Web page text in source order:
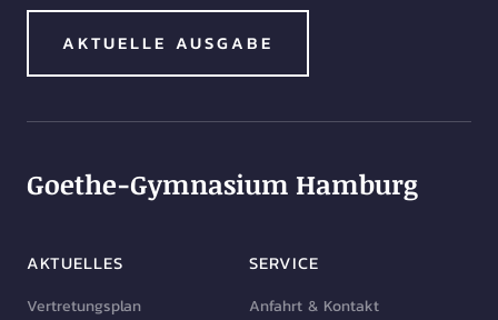
AKTUELLE AUSGABE
Goethe-Gymnasium Hamburg
AKTUELLES
Vertretungsplan
SERVICE
Anfahrt & Kontakt